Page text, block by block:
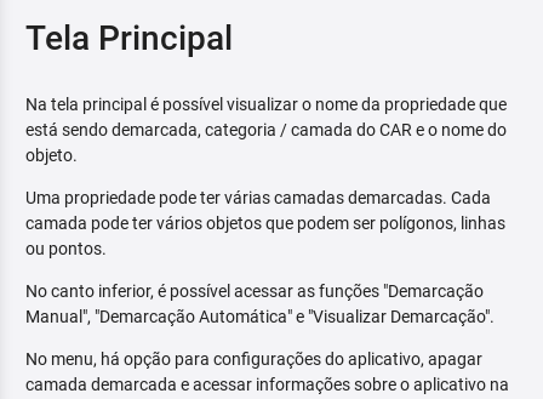
Tela Principal
Na tela principal é possível visualizar o nome da propriedade que
está sendo demarcada, categoria / camada do CAR e o nome do
objeto.
Uma propriedade pode ter várias camadas demarcadas. Cada
camada pode ter vários objetos que podem ser polígonos, linhas
ou pontos.
No canto inferior, é possível acessar as funções "Demarcação
Manual", "Demarcação Automática" e "Visualizar Demarcação".
No menu, há opção para configurações do aplicativo, apagar
camada demarcada e acessar informações sobre o aplicativo na